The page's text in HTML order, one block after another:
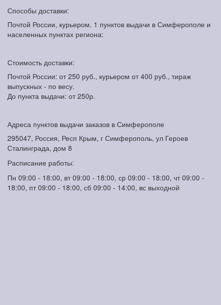
Способы доставки:
Почтой России, курьером. 1 пунктов выдачи в Симферополе и
населенных пунктах региона:
Стоимость доставки:
Почтой России: от 250 руб., курьером от 400 руб., тираж
выпускных - по весу.
До пункта выдачи: от 250р.
Адреса пунктов выдачи заказов в Симферополе
295047, Россия, Респ Крым, г Симферополь, ул Героев
Сталинграда, дом 8
Расписание работы:
Пн 09:00 - 18:00, вт 09:00 - 18:00, ср 09:00 - 18:00, чт 09:00 -
18:00, пт 09:00 - 18:00, сб 09:00 - 14:00, вс выходной